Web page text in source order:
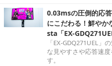
0.03msの圧倒的応
にこだわる！鮮や
sta「EX-
「EX-GDQ271UEL」
な見やすさや応答速
す。